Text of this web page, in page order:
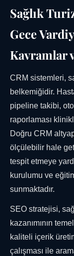
Sağlık
Gece
Kavramlar
CRM sistemleri,
belkemiğidir.
pipeline takibi,
raporlaması
Doğru CRM
ölçülebilir hale
tespit etmeye
kurulumu ve
sunmaktadır.
SEO stratejisi,
kazanımının
kaliteli içerik
çalışması ile